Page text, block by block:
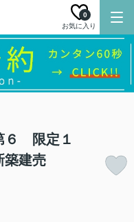
お気に入り
0
６ 限定１
建売